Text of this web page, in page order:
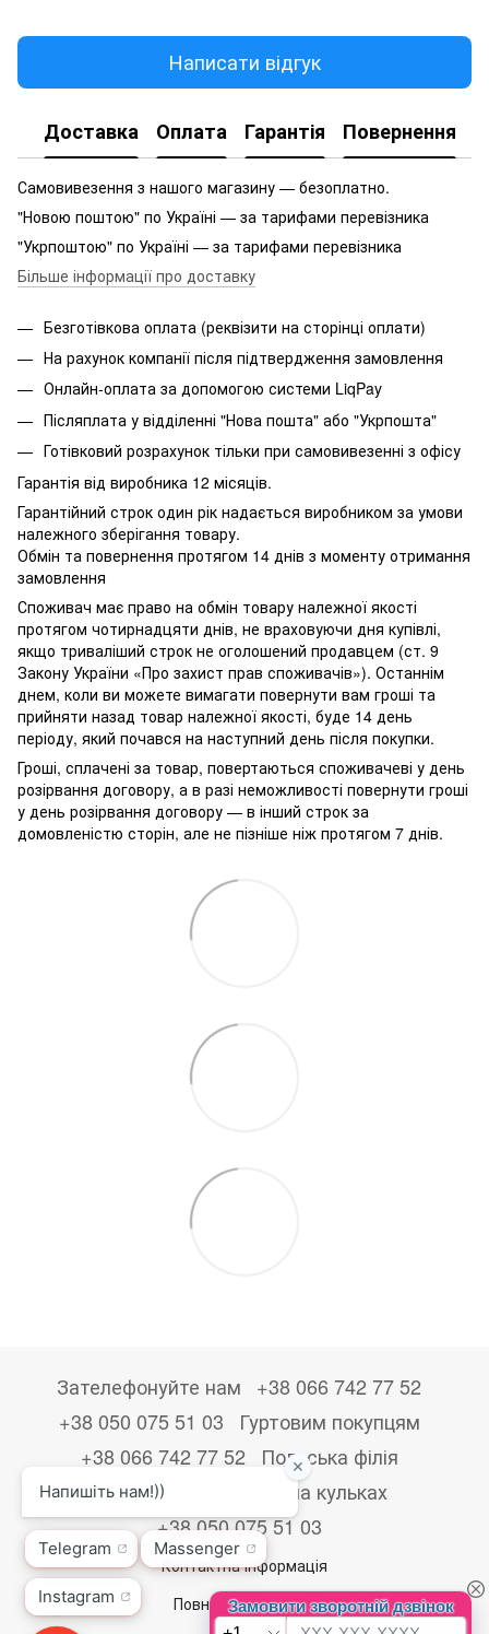
Написати відгук
Доставка Оплата Гарантія Повернення
Самовивезення з нашого магазину — безоплатно.
"Новою поштою" по Україні — за тарифами перевізника
"Укрпоштою" по Україні — за тарифами перевізника
Більше інформації про доставку
Безготівкова оплата (реквізити на сторінці оплати)
На рахунок компанії після підтвердження замовлення
Онлайн-оплата за допомогою системи LiqPay
Післяплата у відділенні "Нова пошта" або "Укрпошта"
Готівковий розрахунок тільки при самовивезенні з офісу
Гарантія від виробника 12 місяців.
Гарантійний строк один рік надається виробником за умови
належного зберігання товару.
Обмін та повернення протягом 14 днів з моменту отримання
замовлення
Споживач має право на обмін товару належної якості
протягом чотирнадцяти днів, не враховуючи дня купівлі,
якщо триваліший строк не оголошений продавцем (ст. 9
Закону України «Про захист прав споживачів»). Останнім
днем, коли ви можете вимагати повернути вам гроші та
прийняти назад товар належної якості, буде 14 день
періоду, який почався на наступний день після покупки.
Гроші, сплачені за товар, повертаються споживачеві у день
розірвання договору, а в разі неможливості повернути гроші
у день розірвання договору — в інший строк за
домовленістю сторін, але не пізніше ніж протягом 7 днів.
Зателефонуйте нам
+38 066 742 77 52
+38 050 075 51 03
Гуртовим покупцям
+38 066 742 77 52
Польська філія
+48533867723
Друк на кульках
+38 050 075 51 03
Контактна інформація
Повна версія сайту